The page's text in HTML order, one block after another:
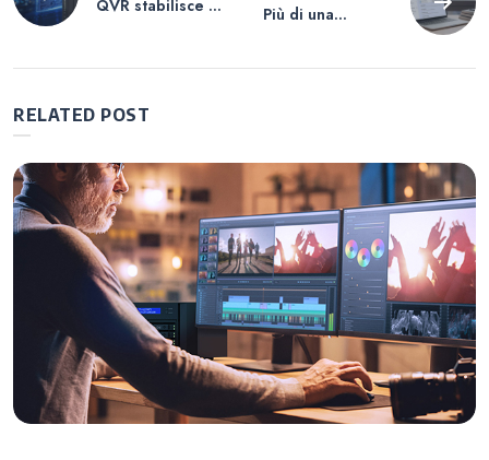
articoli
QVR stabilisce un
Più di una
RELATED POST